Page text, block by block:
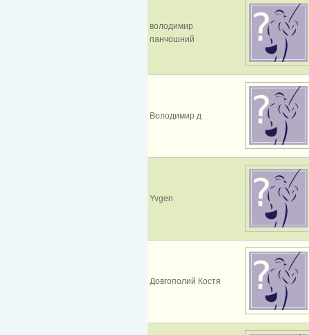
володимир
панчошний
Володимир д
Yvgen
Довгополий Костя